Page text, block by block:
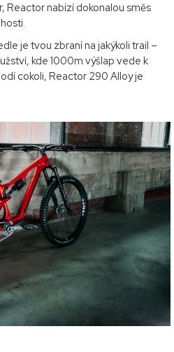
Reactor nabízí dokonalou směs
je tvou zbraní na jakýkoli trail –
kde 1000m výšlap vede k
cokoli, Reactor 290 Alloy je